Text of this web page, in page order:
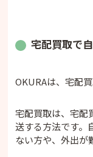
宅配買取で
OKURAは、宅配
宅配買取は、宅配
送する方法です。
ない方や、外出が